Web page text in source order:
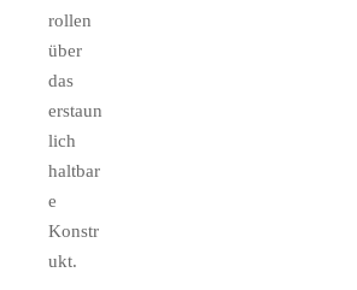
rollen
über
das
erstaun
lich
haltbar
e
Konstr
ukt.